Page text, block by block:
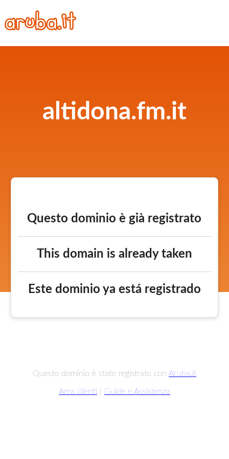
altidona.fm.it
Questo dominio è già registrato
This domain is already taken
Este dominio ya está registrado
Questo dominio è stato registrato con Aruba.it
Area clienti Guide e Assistenza